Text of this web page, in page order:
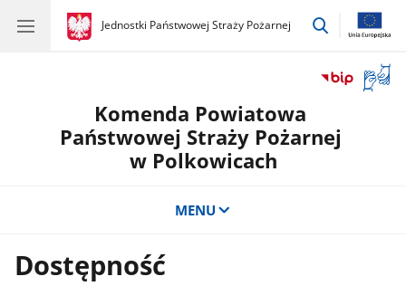
gov.pl
Jednostki Państwowej Straży Pożarnej
gov.pl
Jednostki
przejdź
okno
Komenda Powiatowa
Państwowej Straży Pożarnej
w Polkowicach
MENU
Dostępność